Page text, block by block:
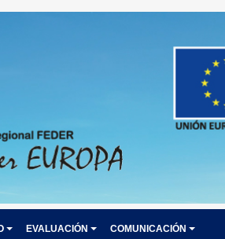
EVALUACIÓN COMUNICACIÓN